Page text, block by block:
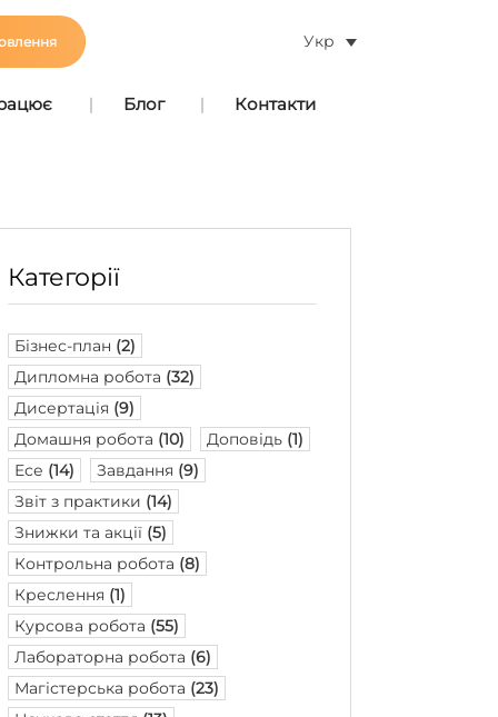
Укр
Блог Контакти
Категорії
Бізнес-план (2)
Дипломна робота (32)
Дисертація (9)
Домашня робота (10) Доповідь (1)
Есе (14) Завдання (9)
Звіт з практики (14)
Знижки та акції (5)
Контрольна робота (8)
Креслення (1)
Курсова робота (55)
Лабораторна робота (6)
Магістерська робота (23)